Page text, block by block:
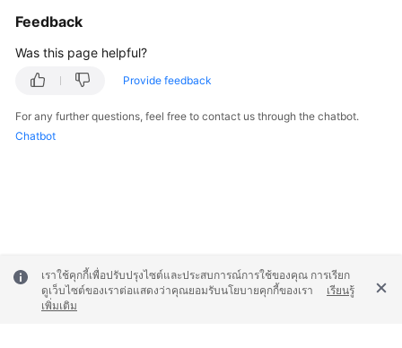
Shared
Service
Endpoints
Feedback
Was this page helpful?
Provide feedback
For any further questions, feel free to contact us through the chatbot.
Chatbot
เราใช้คุกกี้เพื่อปรับปรุงไซต์และประสบการณ์การใช้ของคุณ การเรียก
ดูเว็บไซต์ของเราต่อแสดงว่าคุณยอมรับนโยบายคุกกี้ของเรา
เรียนรู้
เพิ่มเติม